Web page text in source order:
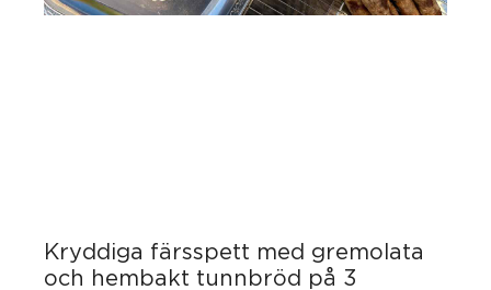
Kryddiga färsspett med gremolata
och hembakt tunnbröd på 3